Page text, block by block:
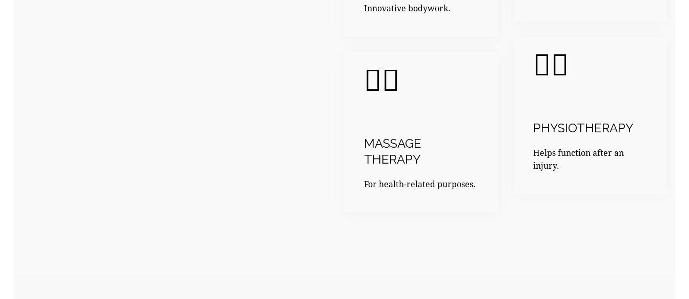
Innovative bodywork.
MASSAGE
THERAPY
For health-related purposes.
PHYSIOTHERAPY
Helps function after an
injury.